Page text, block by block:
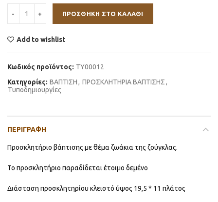
ΠΡΟΣΘΉΚΗ ΣΤΟ ΚΑΛΆΘΙ
Add to wishlist
Κωδικός προϊόντος: ΤΥ00012
Κατηγορίες: ΒΑΠΤΙΣΗ, ΠΡΟΣΚΛΗΤΗΡΙΑ ΒΑΠΤΙΣΗΣ,
Τυποδημιουργίες
ΠΕΡΙΓΡΑΦΉ
Προσκλητήριο βάπτισης με θέμα ζωάκια της ζούγκλας.
Το προσκλητήριο παραδίδεται έτοιμο δεμένο
Διάσταση προσκλητηρίου κλειστό ύψος 19,5 * 11 πλάτος